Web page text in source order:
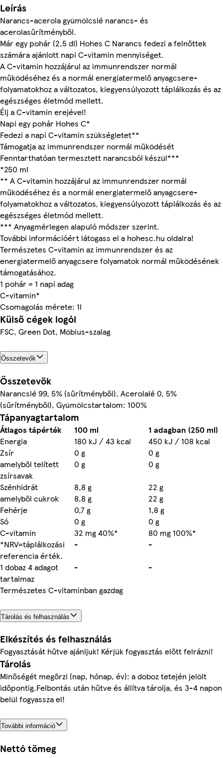
Leírás
Narancs-acerola gyümölcslé narancs- és
acerolasűrítményből.
Már egy pohár (2,5 dl) Hohes C Narancs fedezi a felnőttek
számára ajánlott napi C-vitamin mennyiséget.
A C-vitamin hozzájárul az immunrendszer normál
működéséhez és a normál energiatermelő anyagcsere-
folyamatokhoz a változatos, kiegyensúlyozott táplálkozás és az
egészséges életmód mellett.
Élj a C-vitamin erejével!
Napi egy pohár Hohes C*
Fedezi a napi C-vitamin szükségletet**
Támogatja az immunrendszer normál működését
Fenntarthatóan termesztett narancsból készül***
*250 ml
** A C-vitamin hozzájárul az immunrendszer normál
működéséhez és a normál energiatermelő anyagcsere-
folyamatokhoz a változatos, kiegyensúlyozott táplálkozás és az
egészséges életmód mellett.
*** Anyagmérlegen alapuló módszer szerint.
További információért látogass el a hohesc.hu oldalra!
Természetes C-vitamin az immunrendszer és az
energiatermelő anyagcsere folyamatok normál működésének
támogatásához.
1 pohár = 1 napi adag
C-vitamin*
Csomagolás mérete: 1l
Külső cégek logói
FSC, Green Dot, Möbius-szalag
Összetevők
Összetevők
Narancslé 99, 5% (sűrítményből), Acerolalé 0, 5%
(sűrítményből), Gyümölcstartalom: 100%
Tápanyagtartalom
Átlagos tápérték 100 ml
1 adagban (250 ml)
Energia
180 kJ / 43 kcal
450 kJ / 108 kcal
Zsír
0 g
0 g
amelyből telített
zsírsavak
0 g
0 g
Szénhidrát
8,8 g
22 g
amelyből cukrok
8,8 g
22 g
Fehérje
0,7 g
1,8 g
Só
0 g
0 g
C-vitamin
32 mg 40%*
80 mg 100%*
*NRV=táplálkozási
referencia érték.
-
-
1 dobaz 4 adagot
tartalmaz
-
-
Természetes C-vitaminban gazdag
Tárolás és felhasználás
Elkészítés és felhasználás
Fogyasztását hűtve ajánljuk! Kérjük fogyasztás előtt felrázni!
Tárolás
Minőségét megőrzi (nap, hónap, év): a doboz tetején jelölt
időpontig.Felbontás után hűtve és állítva tárolja, és 3-4 napon
belül fogyassza el!
További információ
Nettó tömeg